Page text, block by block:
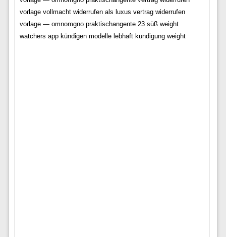
vorlage vollmacht widerrufen als luxus vertrag widerrufen
vorlage — omnomgno praktischangente 23 süß weight
watchers app kündigen modelle lebhaft kundigung weight